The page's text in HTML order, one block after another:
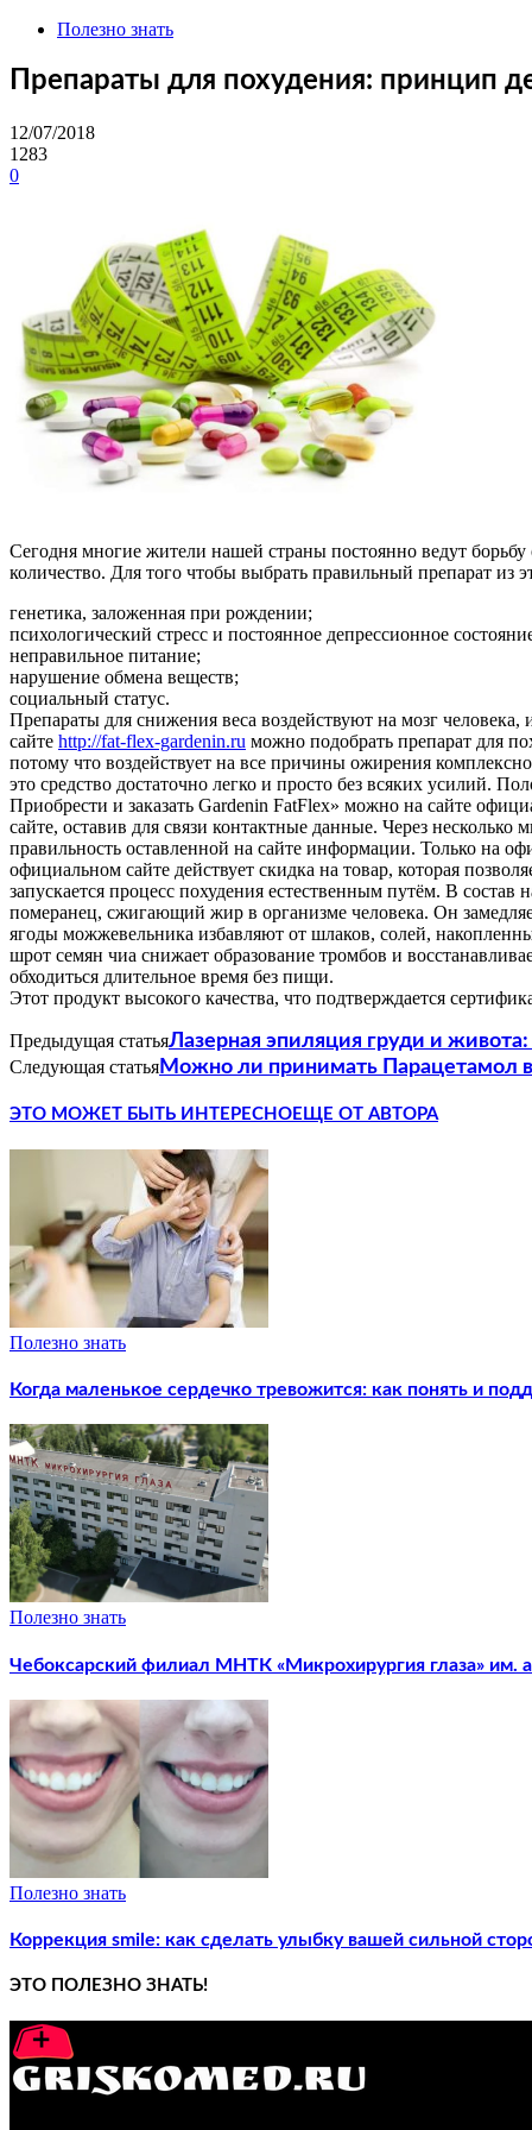
Полезно знать
Препараты для похудения: принцип
12/07/2018
1283
0
Сегодня многие жители нашей страны постоянно ведут
количество. Для того чтобы выбрать правильный препарат из
генетика, заложенная при рождении;
психологический стресс и постоянное депрессионное
неправильное питание;
нарушение обмена веществ;
социальный статус.
Препараты для снижения веса воздействуют на мозг
сайте http://fat-flex-gardenin.ru можно подобрать препарат для
потому что воздействует на все причины ожирения
это средство достаточно легко и просто без всяких усилий.
Приобрести и заказать Gardenin FatFlex» можно на сайте
сайте, оставив для связи контактные данные. Через
правильность оставленной на сайте информации. Только на
официальном сайте действует скидка на товар, которая
запускается процесс похудения естественным путём. В состав
померанец, сжигающий жир в организме человека. Он
ягоды можжевельника избавляют от шлаков, солей,
шрот семян чиа снижает образование тромбов и
обходиться длительное время без пищи.
Этот продукт высокого качества, что подтверждается
Предыдущая статьяЛазерная эпиляция груди и
Следующая статьяМожно ли принимать Парацетамол
ЭТО МОЖЕТ БЫТЬ ИНТЕРЕСНО ЕЩЕ ОТ АВТОРА
Полезно знать
Когда маленькое сердечко тревожится: как понять и
Полезно знать
Чебоксарский филиал МНТК «Микрохирургия глаза» им.
Полезно знать
Коррекция smile: как сделать улыбку вашей сильной
ЭТО ПОЛЕЗНО ЗНАТЬ!